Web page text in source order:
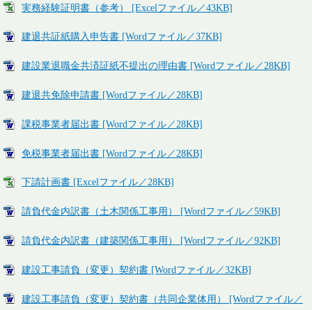
実務経験証明書（参考） [Excelファイル／43KB]
建退共証紙購入申告書 [Wordファイル／37KB]
建設業退職金共済証紙不提出の理由書 [Wordファイル／28KB]
建退共免除申請書 [Wordファイル／28KB]
課税事業者届出書 [Wordファイル／28KB]
免税事業者届出書 [Wordファイル／28KB]
下請計画書 [Excelファイル／28KB]
請負代金内訳書（土木関係工事用） [Wordファイル／59KB]
請負代金内訳書（建築関係工事用） [Wordファイル／92KB]
建設工事請負（変更）契約書 [Wordファイル／32KB]
建設工事請負（変更）契約書（共同企業体用） [Wordファイル／